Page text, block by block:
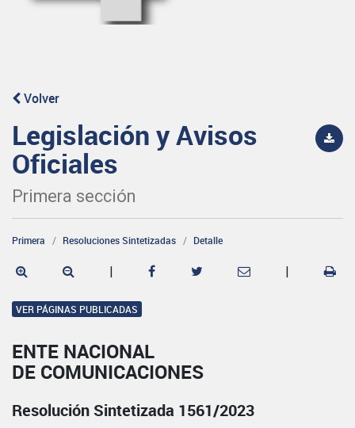
Volver
Legislación y Avisos
Oficiales
Primera sección
Primera Resoluciones Sintetizadas Detalle
| |
VER PÁGINAS PUBLICADAS
ENTE NACIONAL
DE COMUNICACIONES
Resolución Sintetizada 1561/2023